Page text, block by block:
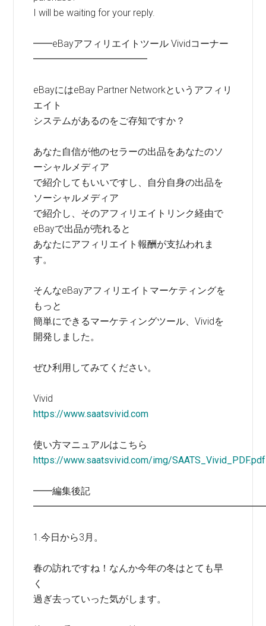
I will be waiting for your reply.
━━eBayアフィリエイトツール Vividコーナー
━━━━━━━━━━━━
eBayにはeBay Partner Networkというアフィリ
エイト
システムがあるのをご存知ですか？
あなた自信が他のセラーの出品をあなたのソ
ーシャルメディア
で紹介してもいいですし、自分自身の出品を
ソーシャルメディア
で紹介し、そのアフィリエイトリンク経由で
eBayで出品が売れると
あなたにアフィリエイト報酬が支払われま
す。
そんなeBayアフィリエイトマーケティングを
もっと
簡単にできるマーケティングツール、Vividを
開発しました。
ぜひ利用してみてください。
Vivid
https://www.saatsvivid.com
使い方マニュアルはこちら
https://www.saatsvivid.com/img/SAATS_Vivid_PDF.pdf
━━編集後記
1.今日から3月。
春の訪れですね！なんか今年の冬はとても早
く
過ぎ去っていった気がします。